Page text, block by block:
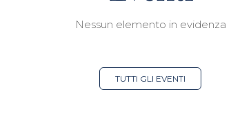
Nessun elemento in evidenza
TUTTI GLI EVENTI